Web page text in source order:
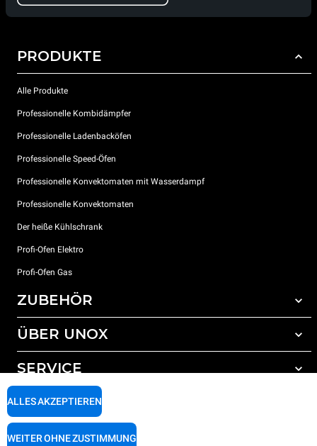
PRODUKTE
Alle Produkte
Professionelle Kombidämpfer
Professionelle Ladenbacköfen
Professionelle Speed-Öfen
Professionelle Konvektomaten mit Wasserdampf
Professionelle Konvektomaten
Der heiße Kühlschrank
Profi-Ofen Elektro
Profi-Ofen Gas
ZUBEHÖR
Gesamtes Zubehör
Wasseraufbereitung mit Kunstharzfiltern
Wasseraufbereitung durch Umkehrosmose
ÜBER UNOX
Unsere Standorte weltweit
SERVICE
Unox garantie
Händler Suche
ALLES AKZEPTIEREN
WEITER OHNE ZUSTIMMUNG